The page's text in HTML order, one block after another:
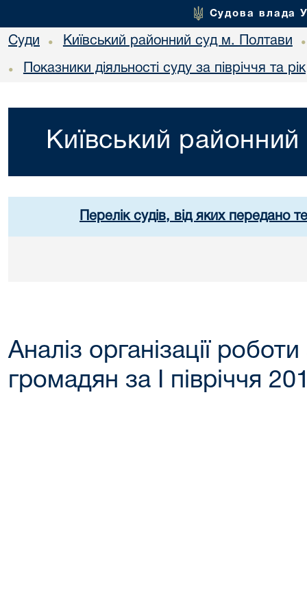
Судова влада
Суди • Київський районний суд м. Полтави •
• Показники діяльності суду за півріччя та рік
Київський
Перелік судів, від яких передано
Аналіз організації
громадян за І півріччя